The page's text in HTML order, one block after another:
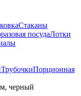
Стаканы
посудаЛотки
ТрубочкиПорционная
черный